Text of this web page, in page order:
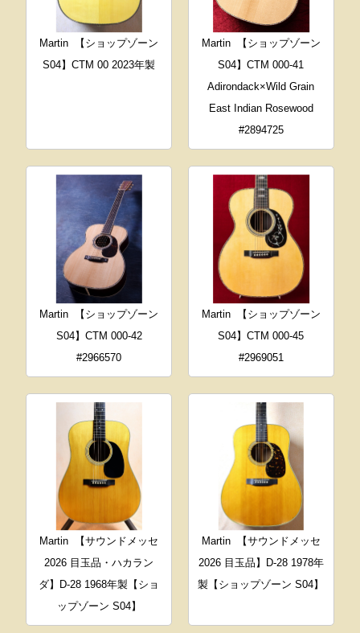
Martin
【ショップゾーン
S04】CTM 00 2023年製
Martin
【ショップゾーン
S04】CTM 000-41
Adirondack×Wild Grain
East Indian Rosewood
#2894725
Martin
【ショップゾーン
S04】CTM 000-42
#2966570
Martin
【ショップゾーン
S04】CTM 000-45
#2969051
Martin
【サウンドメッセ
2026 目玉品・ハカラン
ダ】D-28 1968年製【ショ
ップゾーン S04】
Martin
【サウンドメッセ
2026 目玉品】D-28 1978年
製【ショップゾーン S04】